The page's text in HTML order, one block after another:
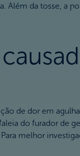
da tosse, a
de dor em
do furador de
melhor